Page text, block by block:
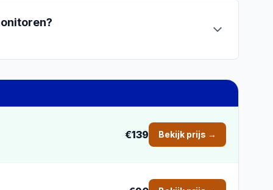
?
€139 Bekijk prijs →